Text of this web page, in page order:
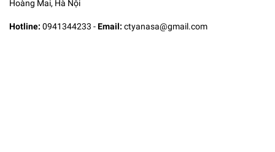
Hoàng Mai, Hà Nội
Hotline: 0941344233 -Email: ctyanasa@gmail.com